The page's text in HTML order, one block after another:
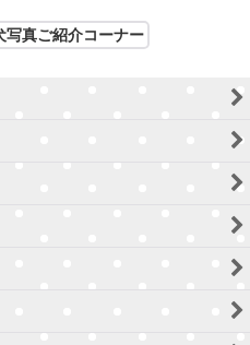
写真ご紹介コーナー